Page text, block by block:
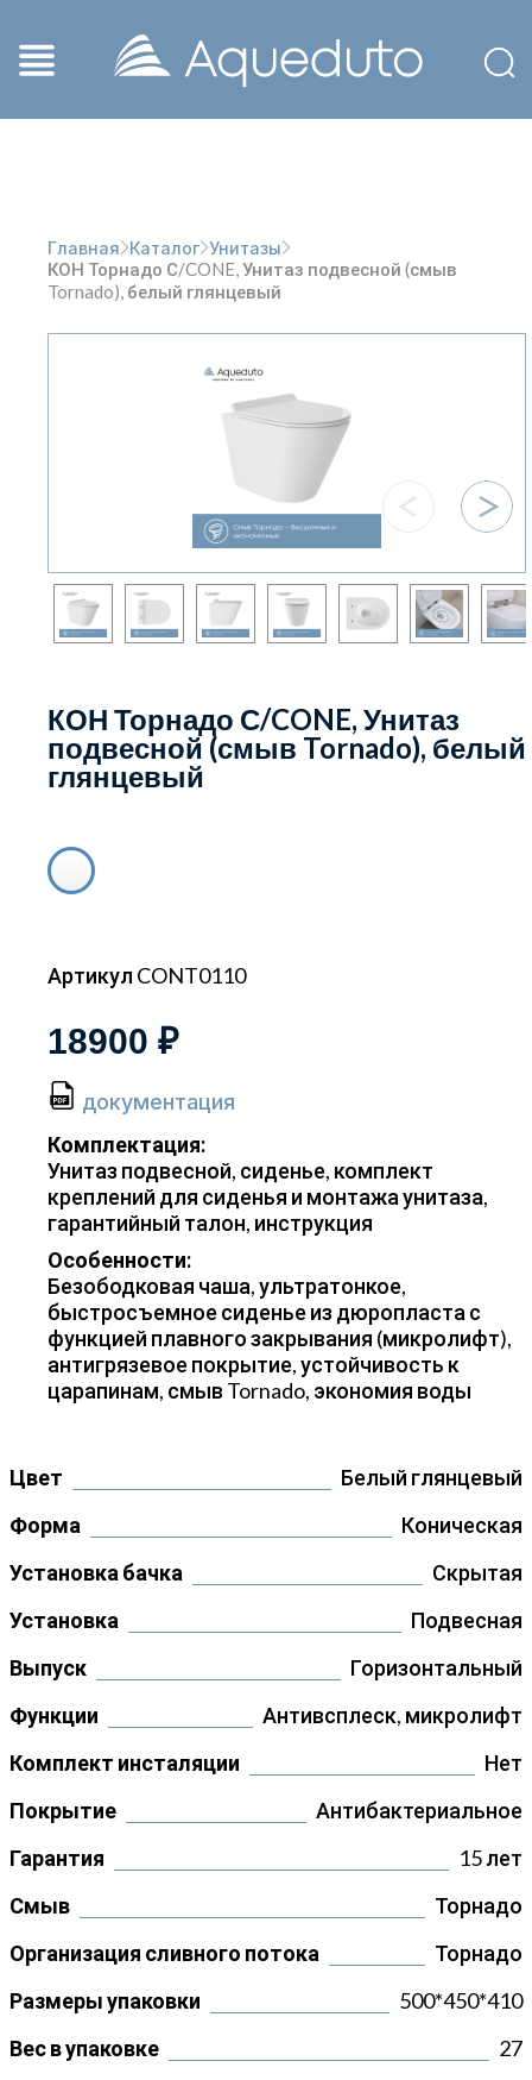
Главная Каталог Унитазы
КОН Торнадо С/CONE, Унитаз подвесной (смыв
Tornado), белый глянцевый
КОН Торнадо С/CONE, Унитаз
подвесной (смыв Tornado), белый
глянцевый
Артикул CONT0110
18900 ₽
документация
Комплектация:
Унитаз подвесной, сиденье, комплект
креплений для сиденья и монтажа унитаза,
гарантийный талон, инструкция
Особенности:
Безободковая чаша, ультратонкое,
быстросъемное сиденье из дюропласта с
функцией плавного закрывания (микролифт),
антигрязевое покрытие, устойчивость к
царапинам, смыв Tornado, экономия воды
Цвет
Белый глянцевый
Форма
Коническая
Установка бачка
Скрытая
Установка
Подвесная
Выпуск
Горизонтальный
Функции
Антивсплеск, микролифт
Комплект инсталяции
Нет
Покрытие
Антибактериальное
Гарантия
15 лет
Смыв
Торнадо
Организация сливного потока
Торнадо
Размеры упаковки
500*450*410
Вес в упаковке
27